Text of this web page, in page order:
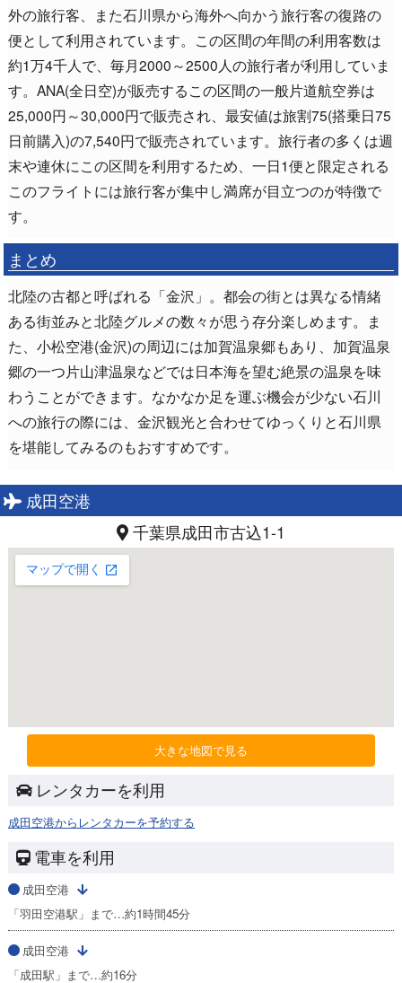
外の旅行客、また石川県から海外へ向かう旅行客の復路の
便として利用されています。この区間の年間の利用客数は
約1万4千人で、毎月2000～2500人の旅行者が利用していま
す。ANA(全日空)が販売するこの区間の一般片道航空券は
25,000円～30,000円で販売され、最安値は旅割75(搭乗日75
日前購入)の7,540円で販売されています。旅行者の多くは週
末や連休にこの区間を利用するため、一日1便と限定される
このフライトには旅行客が集中し満席が目立つのが特徴で
す。
まとめ
北陸の古都と呼ばれる「金沢」。都会の街とは異なる情緒
ある街並みと北陸グルメの数々が思う存分楽しめます。ま
た、小松空港(金沢)の周辺には加賀温泉郷もあり、加賀温泉
郷の一つ片山津温泉などでは日本海を望む絶景の温泉を味
わうことができます。なかなか足を運ぶ機会が少ない石川
への旅行の際には、金沢観光と合わせてゆっくりと石川県
を堪能してみるのもおすすめです。
成田空港
千葉県成田市古込1-1
大きな地図で見る
レンタカーを利用
成田空港からレンタカーを予約する
電車を利用
成田空港
「羽田空港駅」まで…約1時間45分
成田空港
「成田駅」まで…約16分